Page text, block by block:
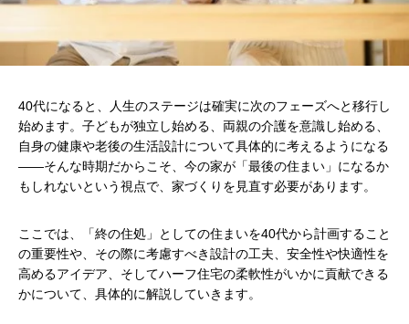
40代になると、人生のステージは確実に次のフェーズへと移行し
始めます。子どもが独立し始める、両親の介護を意識し始める、
自身の健康や老後の生活設計について具体的に考えるようになる
――そんな時期だからこそ、今の家が「最後の住まい」になるか
もしれないという視点で、家づくりを見直す必要があります。
ここでは、「終の住処」としての住まいを40代から計画すること
の重要性や、その際に考慮すべき設計の工夫、安全性や快適性を
高めるアイデア、そしてハーフ住宅の柔軟性がいかに貢献できる
かについて、具体的に解説していきます。